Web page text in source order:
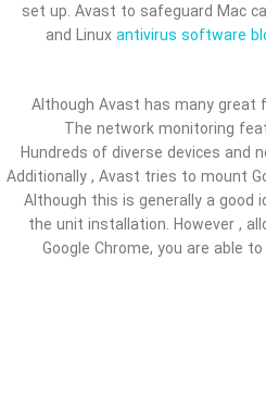
set up. Avast to safeguard Mac
and Linux antivirus software
Although Avast has many
The network monitoring
Hundreds of diverse devices and
Additionally , Avast tries to mount
Although this is generally a good
the unit installation. However ,
Google Chrome, you are able